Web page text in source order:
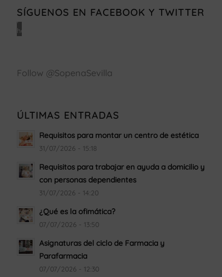
SÍGUENOS EN FACEBOOK Y TWITTER
acuerdo»
habilitar
cookies
Follow @SopenaSevilla
ÚLTIMAS ENTRADAS
Requisitos para montar un centro de estética
31/07/2026 - 15:18
Requisitos para trabajar en ayuda a domicilio y
con personas dependientes
31/07/2026 - 14:20
¿Qué es la ofimática?
07/07/2026 - 13:50
Asignaturas del ciclo de Farmacia y
Parafarmacia
07/07/2026 - 12:30